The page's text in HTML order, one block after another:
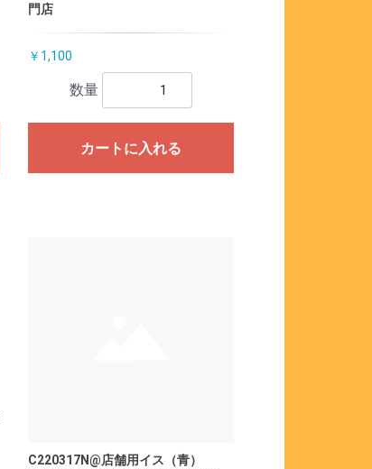
門店
￥1,100
数量
カートに入れる
C220317N@店舗用イス（青）